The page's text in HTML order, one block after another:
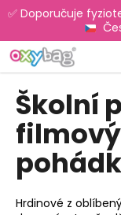
Přejít
na✅ Doporučuje
Školní
Hrdinové z
K
š
í
Zpět
Zpět
C
o
p
o
t
ř
e